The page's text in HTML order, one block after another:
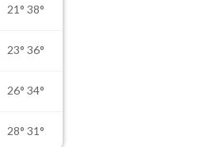
21° 38°
23° 36°
26° 34°
28° 31°